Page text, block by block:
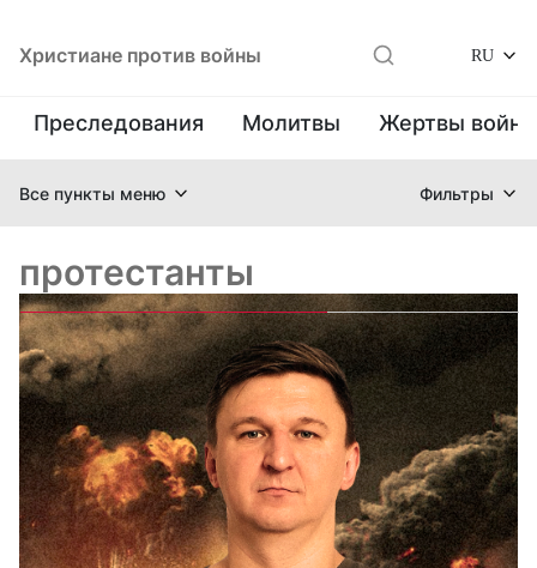
Христиане против войны RU
Преследования Молитвы Жертвы
Все пункты меню Фильтры
протестанты